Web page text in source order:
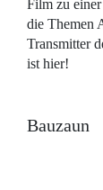
Film zu
die Themen
Transmitter
ist hier!
Bauzaun